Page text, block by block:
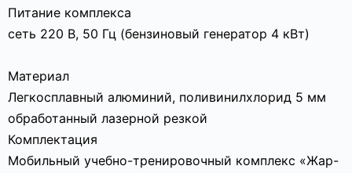
Питание комплекса
сеть 220 В, 50 Гц (бензиновый генератор 4 кВт)
Материал
Легкосплавный алюминий, поливинилхлорид 5 мм
обработанный лазерной резкой
Комплектация
Мобильный учебно-тренировочный комплекс «Жар-